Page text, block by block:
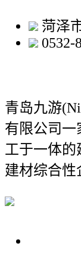
菏泽
0532-
青岛九游
有限公司一
工于一体
建材综合性